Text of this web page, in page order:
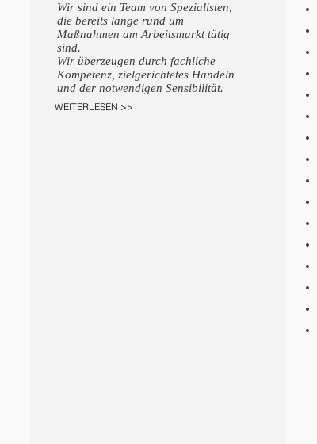
Wir sind ein Team von Spezialisten,
die bereits lange rund um
Maßnahmen am Arbeitsmarkt tätig
sind.
Wir überzeugen durch fachliche
Kompetenz, zielgerichtetes Handeln
und der notwendigen Sensibilität.
WEITERLESEN >>